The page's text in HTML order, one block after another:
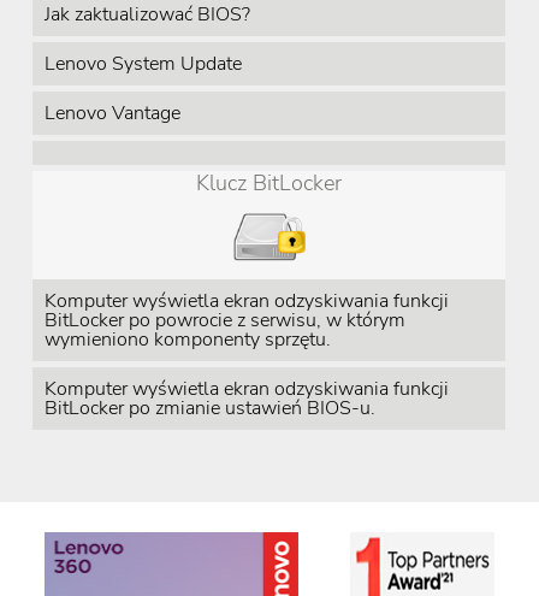
Jak zaktualizować BIOS?
Lenovo System Update
Lenovo Vantage
Klucz BitLocker
Komputer wyświetla ekran odzyskiwania funkcji
BitLocker po powrocie z serwisu, w którym
wymieniono komponenty sprzętu.
Komputer wyświetla ekran odzyskiwania funkcji
BitLocker po zmianie ustawień BIOS-u.